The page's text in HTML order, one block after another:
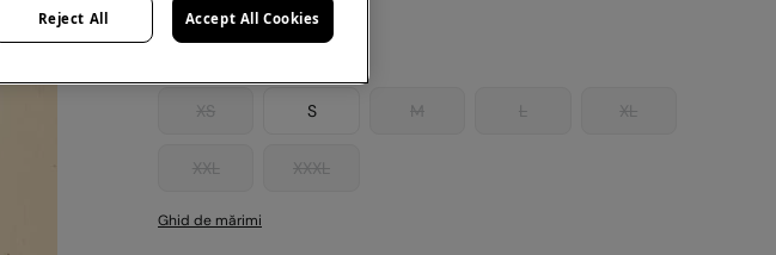
XS S M L XL
XXL XXXL
Ghid de mărimi
Reject All Accept All Cookies